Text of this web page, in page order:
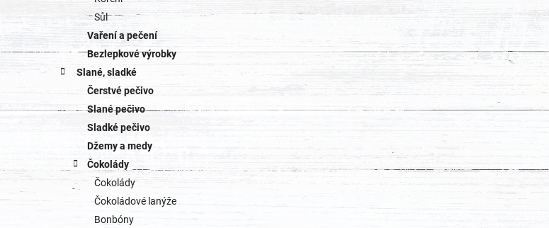
Sůl
Vaření a pečení
Bezlepkové výrobky
Slané, sladké
Čerstvé pečivo
Slané pečivo
Sladké pečivo
Džemy a medy
Čokolády
Čokolády
Čokoládové lanýže
Bonbóny